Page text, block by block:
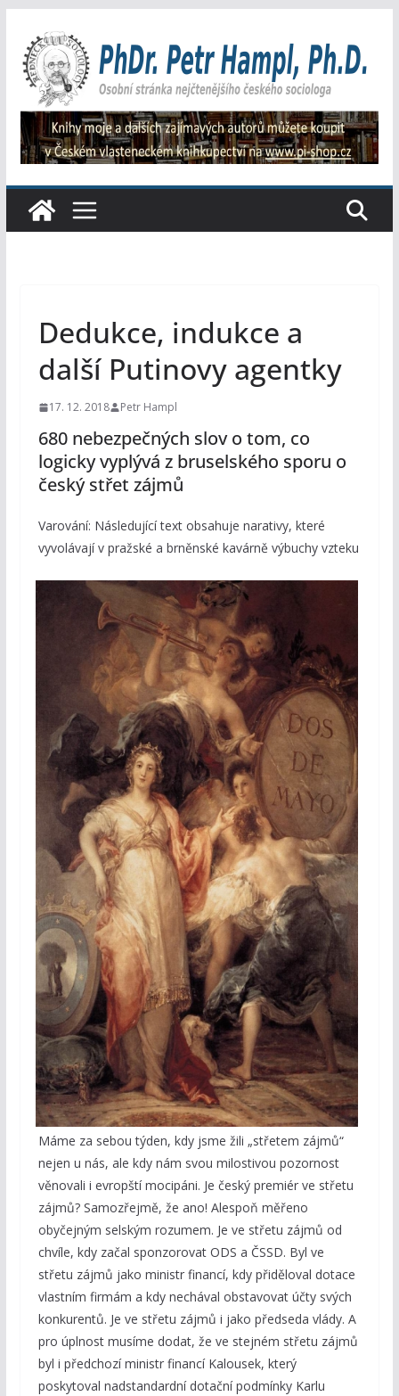
obsah
Dedukce, indukce a
další Putinovy agentky
17. 12. 2018 Petr Hampl
680 nebezpečných slov o tom, co
logicky vyplývá z bruselského sporu o
český střet zájmů
Varování: Následující text obsahuje narativy, které
vyvolávají v pražské a brněnské kavárně výbuchy vzteku
Máme za sebou týden, kdy jsme žili „střetem zájmů“
nejen u nás, ale kdy nám svou milostivou pozornost
věnovali i evropští mocipáni. Je český premiér ve střetu
zájmů? Samozřejmě, že ano! Alespoň měřeno
obyčejným selským rozumem. Je ve střetu zájmů od
chvíle, kdy začal sponzorovat ODS a ČSSD. Byl ve
střetu zájmů jako ministr financí, kdy přiděloval dotace
vlastním firmám a kdy nechával obstavovat účty svých
konkurentů. Je ve střetu zájmů i jako předseda vlády. A
pro úplnost musíme dodat, že ve stejném střetu zájmů
byl i předchozí ministr financí Kalousek, který
poskytoval nadstandardní dotační podmínky Karlu